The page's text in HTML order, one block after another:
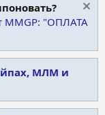
MMGP: "ОПЛАТА
МЛМ и